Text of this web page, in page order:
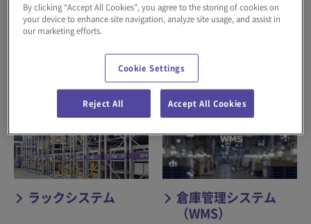
ソーター・仕分けシ
ピッキングシステム
ラックシステム
倉庫管理システム
（WMS）
By clicking “Accept All Cookies”, you agree to the storing of cookies on
your device to enhance site navigation, analyze site usage, and assist in
our marketing efforts.
Cookie Settings
Reject All Accept All Cookies